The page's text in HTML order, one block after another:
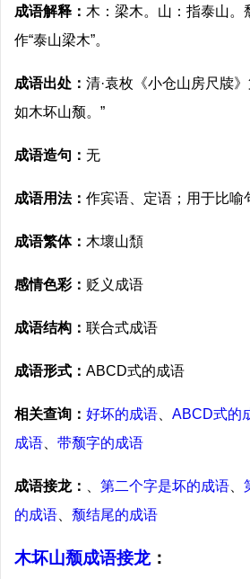
成语解释： 木：梁木。山：指泰山
作“泰山梁木”。
成语出处： 清·袁枚《小仓山房尺牍
如木坏山颓。”
成语造句： 无
成语用法： 作宾语、定语；用于比喻
成语繁体： 木壞山頹
感情色彩： 贬义成语
成语结构： 联合式成语
成语形式： ABCD式的成语
相关查询： 好坏的成语 ABCD式的
成语
带颓字的成语
成语接龙： 第二个字是坏的成语
的成语
颓结尾的成语
木坏山颓成语接龙：